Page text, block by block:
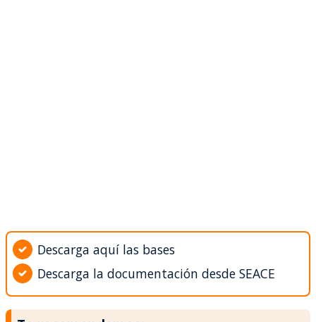
Descarga aquí las bases
Descarga la documentación desde SEACE